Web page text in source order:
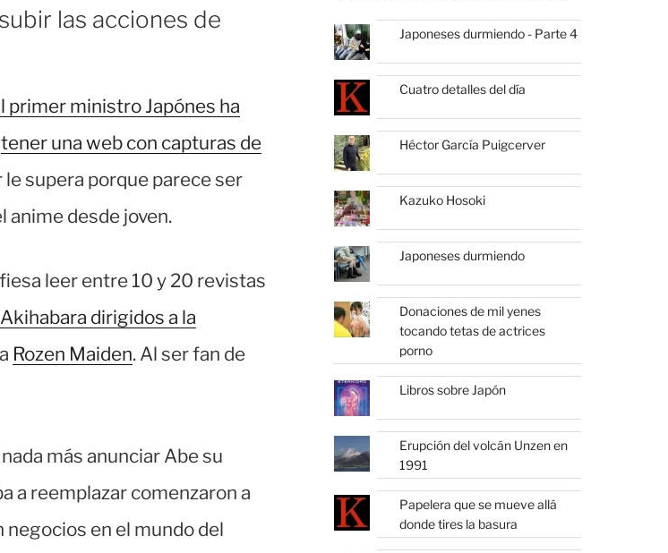
las acciones de
primer ministro Japónes ha
tener una web con capturas de
le supera porque parece ser
anime desde joven.
leer entre 10 y 20 revistas
dirigidos a la
Rozen Maiden. Al ser fan de
más anunciar Abe su
a reemplazar comenzaron a
en el mundo del
Japoneses durmiendo - Parte 4
Cuatro detalles del día
Héctor García Puigcerver
Kazuko Hosoki
Japoneses durmiendo
Donaciones de mil yenes
tocando tetas de actrices
porno
Libros sobre Japón
Erupción del volcán Unzen en
1991
Papelera que se mueve allá
donde tires la basura